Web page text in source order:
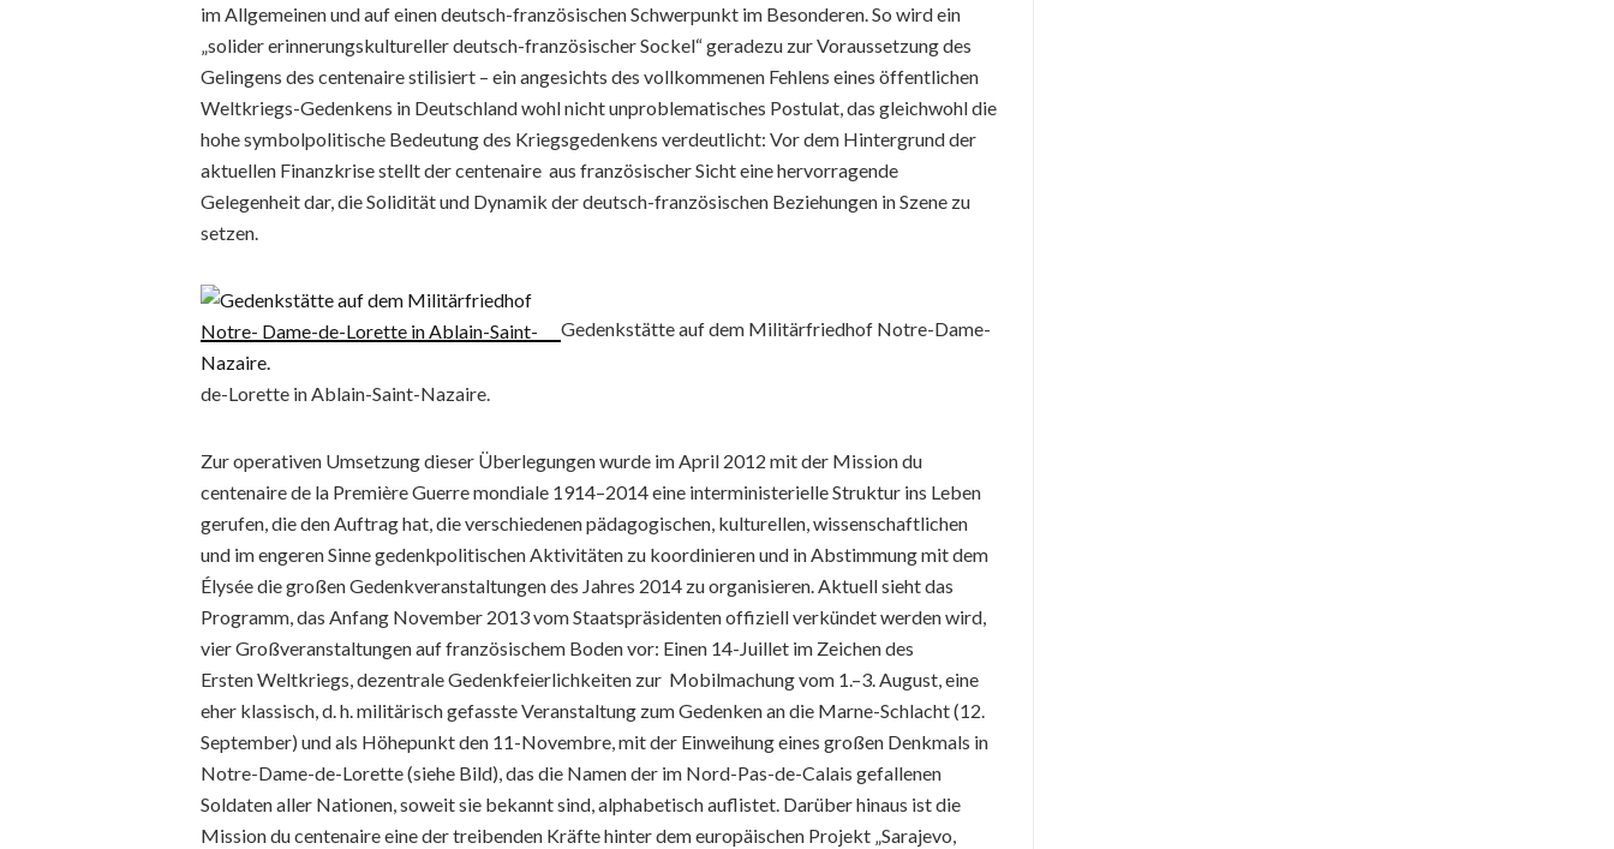
im Allgemeinen und auf einen deutsch-französischen Schwerpunkt im Besonderen. So wird ein
„solider erinnerungskultureller deutsch-französischer Sockel“ geradezu zur Voraussetzung des
Gelingens des centenaire stilisiert – ein angesichts des vollkommenen Fehlens eines öffentlichen
Weltkriegs-Gedenkens in Deutschland wohl nicht unproblematisches Postulat, das gleichwohl die
hohe symbolpolitische Bedeutung des Kriegsgedenkens verdeutlicht: Vor dem Hintergrund der
aktuellen Finanzkrise stellt der centenaire aus französischer Sicht eine hervorragende
Gelegenheit dar, die Solidität und Dynamik der deutsch-französischen Beziehungen in Szene zu
setzen.
Gedenkstätte auf dem Militärfriedhof Notre-Dame-
de-Lorette in Ablain-Saint-Nazaire.
Zur operativen Umsetzung dieser Überlegungen wurde im April 2012 mit der Mission du
centenaire de la Première Guerre mondiale 1914–2014 eine interministerielle Struktur ins Leben
gerufen, die den Auftrag hat, die verschiedenen pädagogischen, kulturellen, wissenschaftlichen
und im engeren Sinne gedenkpolitischen Aktivitäten zu koordinieren und in Abstimmung mit dem
Élysée die großen Gedenkveranstaltungen des Jahres 2014 zu organisieren. Aktuell sieht das
Programm, das Anfang November 2013 vom Staatspräsidenten offiziell verkündet werden wird,
vier Großveranstaltungen auf französischem Boden vor: Einen 14-Juillet im Zeichen des
Ersten Weltkriegs, dezentrale Gedenkfeierlichkeiten zur Mobilmachung vom 1.–3. August, eine
eher klassisch, d. h. militärisch gefasste Veranstaltung zum Gedenken an die Marne-Schlacht (12.
September) und als Höhepunkt den 11-Novembre, mit der Einweihung eines großen Denkmals in
Notre-Dame-de-Lorette (siehe Bild), das die Namen der im Nord-Pas-de-Calais gefallenen
Soldaten aller Nationen, soweit sie bekannt sind, alphabetisch auflistet. Darüber hinaus ist die
Mission du centenaire eine der treibenden Kräfte hinter dem europäischen Projekt „Sarajevo,